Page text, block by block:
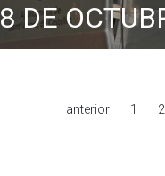
DE
anterior 1 2